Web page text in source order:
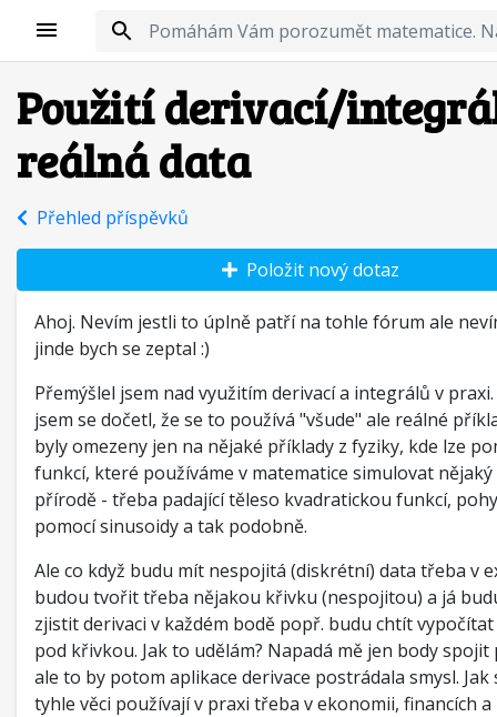
Použití derivací/
reálná data
Přehled příspěvků
Ahoj. Nevím jestli to úplně patří na tohle fórum ale
jinde bych se zeptal :)
Přemýšlel jsem nad využitím derivací a integrálů v
jsem se dočetl, že se to používá "všude" ale reálné
byly omezeny jen na nějaké příklady z fyziky, kde lze
funkcí, které používáme v matematice simulovat nějaký
přírodě - třeba padající těleso kvadratickou funkcí,
pomocí sinusoidy a tak podobně.
Ale co když budu mít nespojitá (diskrétní) data třeba v
budou tvořit třeba nějakou křivku (nespojitou) a já
zjistit derivaci v každém bodě popř. budu chtít
pod křivkou. Jak to udělám? Napadá mě jen body
ale to by potom aplikace derivace postrádala smysl. Jak
tyhle věci používají v praxi třeba v ekonomii, financích
Položit nový dotaz